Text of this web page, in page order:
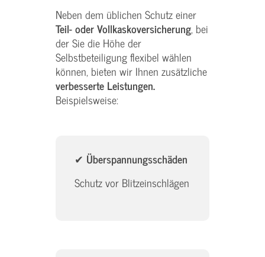
Neben dem üblichen Schutz einer
Teil- oder Vollkaskoversicherung, bei
der Sie die Höhe der
Selbstbeteiligung flexibel wählen
können, bieten wir Ihnen zusätzliche
verbesserte Leistungen.
Beispielsweise:
✔ Überspannungsschäden
Schutz vor Blitzeinschlägen